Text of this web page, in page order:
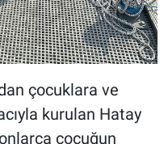
çocuklara ve
kurulan Hatay
çocuğun